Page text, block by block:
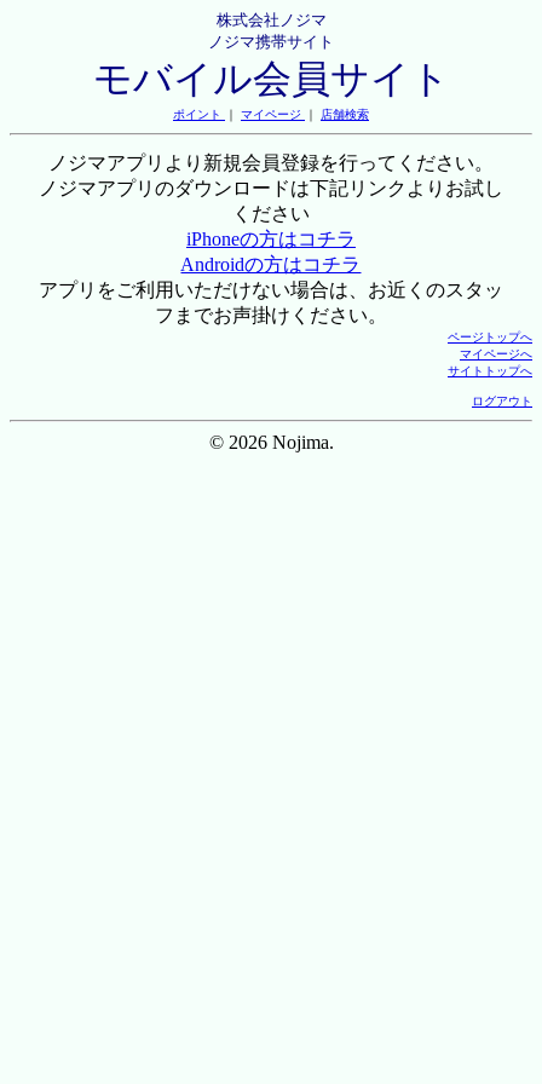
株式会社ノジマ
ノジマ携帯サイト
モバイル会員サイト
ポイント ｜ マイページ ｜ 店舗検索
ノジマアプリより新規会員登録を行ってください。
ノジマアプリのダウンロードは下記リンクよりお試し
ください
iPhoneの方はコチラ
Androidの方はコチラ
アプリをご利用いただけない場合は、お近くのスタッ
フまでお声掛けください。
ページトップへ
マイページへ
サイトトップへ
ログアウト
© 2026 Nojima.